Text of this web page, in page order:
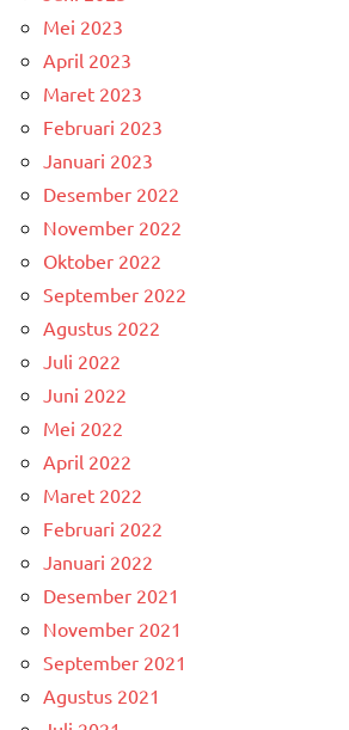
Mei 2023
April 2023
Maret 2023
Februari 2023
Januari 2023
Desember 2022
November 2022
Oktober 2022
September 2022
Agustus 2022
Juli 2022
Juni 2022
Mei 2022
April 2022
Maret 2022
Februari 2022
Januari 2022
Desember 2021
November 2021
September 2021
Agustus 2021